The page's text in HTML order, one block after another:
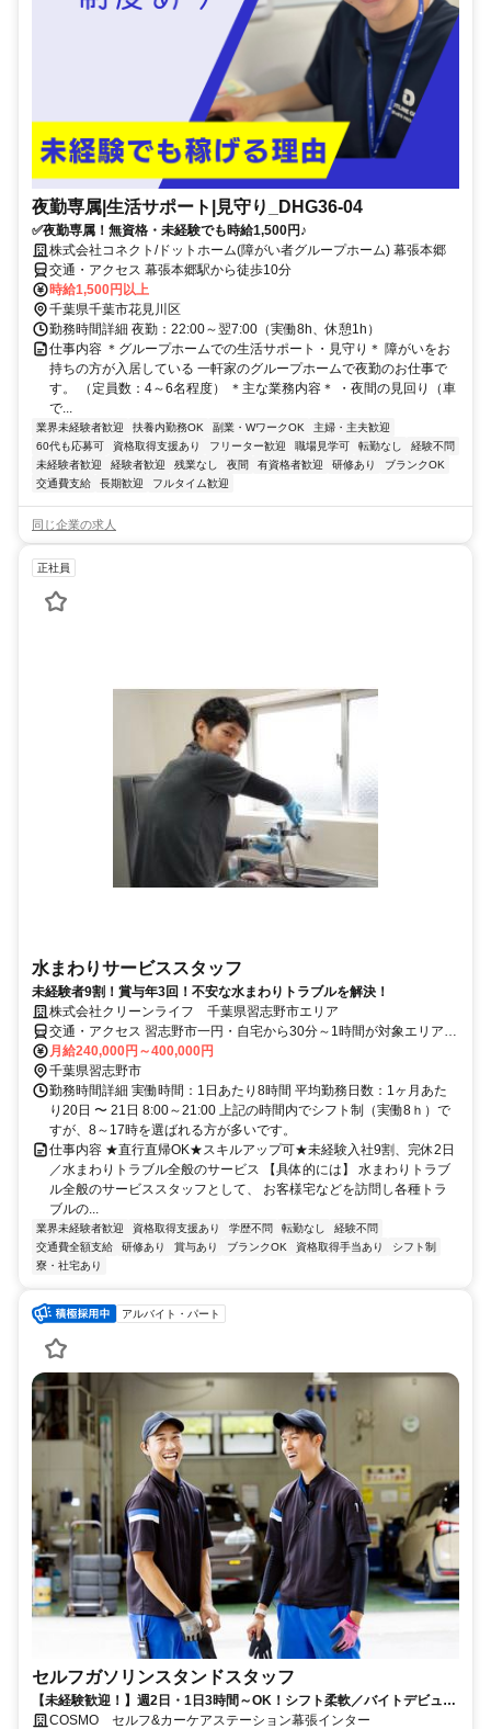
夜勤専属|生活サポート|見守り_DHG36-04
✅夜勤専属！無資格・未経験でも時給1,500円♪
株式会社コネクト/ドットホーム(障がい者グループホーム) 幕張本郷
交通・アクセス 幕張本郷駅から徒歩10分
時給1,500円以上
千葉県千葉市花見川区
勤務時間詳細 夜勤：22:00～翌7:00（実働8h、休憩1h）
仕事内容 ＊グループホームでの生活サポート・見守り＊ 障がいをお
持ちの方が入居している 一軒家のグループホームで夜勤のお仕事で
す。 （定員数：4～6名程度） ＊主な業務内容＊ ・夜間の見回り（車
で...
業界未経験者歓迎 扶養内勤務OK 副業・WワークOK
主婦・主夫歓迎
60代も応募可
資格取得支援あり フリーター歓迎 職場見学可 転勤なし
経験不問
未経験者歓迎
経験者歓迎 残業なし 夜間 有資格者歓迎 研修あり
ブランクOK
交通費支給
長期歓迎 フルタイム歓迎
同じ企業の求人
正社員
水まわりサービススタッフ
未経験者9割！賞与年3回！不安な水まわりトラブルを解決！
株式会社クリーンライフ 千葉県習志野市エリア
交通・アクセス 習志野市一円・自宅から30分～1時間が対象エリアで
す（直行直帰）。
月給240,000円～400,000円
千葉県習志野市
勤務時間詳細 実働時間：1日あたり8時間 平均勤務日数：1ヶ月あた
り20日 〜 21日 8:00～21:00 上記の時間内でシフト制（実働8ｈ）で
すが、8～17時を選ばれる方が多いです。
仕事内容 ★直行直帰OK★スキルアップ可★未経験入社9割、完休2日
／水まわりトラブル全般のサービス 【具体的には】 水まわりトラブ
ル全般のサービススタッフとして、 お客様宅などを訪問し各種トラ
ブルの...
業界未経験者歓迎 資格取得支援あり 学歴不問 転勤なし
経験不問
交通費全額支給
研修あり 賞与あり ブランクOK 資格取得手当あり
シフト制
寮・社宅あり
アルバイト・パート
セルフガソリンスタンドスタッフ
【未経験歓迎！】週2日・1日3時間～OK！シフト柔軟／バイトデビュー
OK／社員割引／幅広いスキルが身につく
COSMO セルフ&カーケアステーション幕張インター